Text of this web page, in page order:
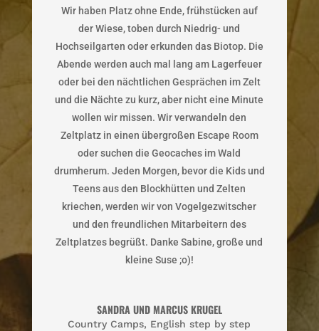
Wir haben Platz ohne Ende, frühstücken auf
der Wiese, toben durch Niedrig- und
Hochseilgarten oder erkunden das Biotop. Die
Abende werden auch mal lang am Lagerfeuer
oder bei den nächtlichen Gesprächen im Zelt
und die Nächte zu kurz, aber nicht eine Minute
wollen wir missen. Wir verwandeln den
Zeltplatz in einen übergroßen Escape Room
oder suchen die Geocaches im Wald
drumherum. Jeden Morgen, bevor die Kids und
Teens aus den Blockhütten und Zelten
kriechen, werden wir von Vogelgezwitscher
und den freundlichen Mitarbeitern des
Zeltplatzes begrüßt. Danke Sabine, große und
kleine Suse ;o)!
SANDRA UND MARCUS KRUGEL
Country Camps, English step by step